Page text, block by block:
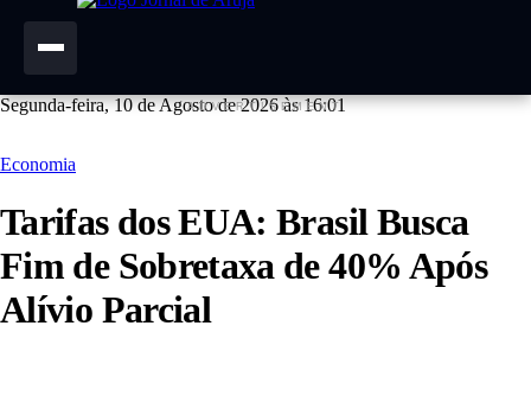
Ir
conteúdo
Segunda-feira, 10 de Agosto de 2026 às 16:01
ADVERTISEMENT
Economia
Tarifas dos EUA: Brasil Busca
Fim de Sobretaxa de 40% Após
Alívio Parcial